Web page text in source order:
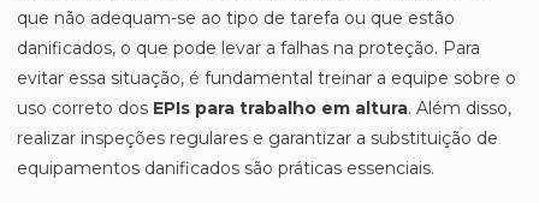
que não adequam-se ao tipo de tarefa ou que estão
danificados, o que pode levar a falhas na proteção. Para
evitar essa situação, é fundamental treinar a equipe sobre o
uso correto dos EPIs para trabalho em altura. Além disso,
realizar inspeções regulares e garantizar a substituição de
equipamentos danificados são práticas essenciais.